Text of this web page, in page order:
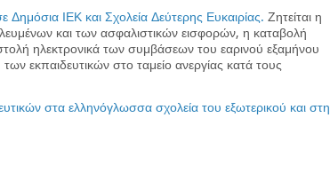
Δημόσια ΙΕΚ και Σχολεία Δεύτερης Ευκαιρίας. Ζητείται η
και των ασφαλιστικών εισφορών, η καταβολή
ηλεκτρονικά των συμβάσεων του εαρινού εξαμήνου
εκπαιδευτικών στο ταμείο ανεργίας κατά τους
στα ελληνόγλωσσα σχολεία του εξωτερικού και στη